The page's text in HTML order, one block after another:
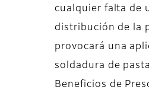
cualquier falta de
distribución de la
provocará una
soldadura de
Beneficios de